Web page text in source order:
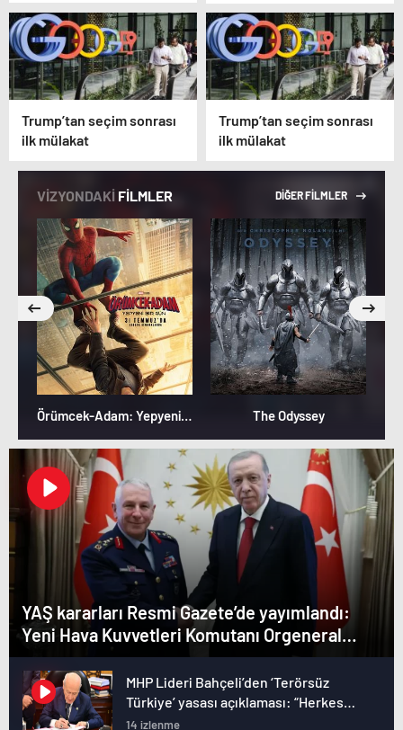
Trump’tan seçim sonrası
ilk mülakat
Trump’tan seçim sonrası
ilk mülakat
VİZYONDAKİ FİLMLER DİĞER FİLMLER
Örümcek-Adam: Yepyeni Bir Gün The Odyssey
YAŞ kararları Resmi Gazete’de yayımlandı:
Yeni Hava Kuvvetleri Komutanı Orgeneral
Rafet Dalkıran
MHP Lideri Bahçeli’den ‘Terörsüz
Türkiye’ yasası açıklaması: “Herkes
kazandı”
14 izlenme